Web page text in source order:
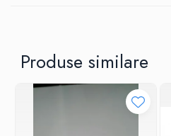
Produse similare